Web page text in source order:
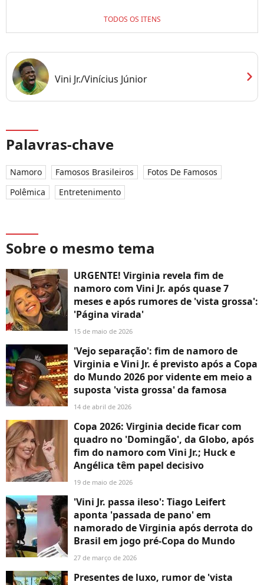
TODOS OS ITENS
Vini Jr./Vinícius Júnior chevron_right
Palavras-chave
Namoro Famosos Brasileiros
Fotos De Famosos
Polêmica
Entretenimento
Sobre o mesmo tema
URGENTE! Virginia revela fim de
namoro com Vini Jr. após quase 7
meses e após rumores de 'vista grossa':
'Página virada'
15 de maio de 2026
'Vejo separação': fim de namoro de
Virginia e Vini Jr. é previsto após a Copa
do Mundo 2026 por vidente em meio a
suposta 'vista grossa' da famosa
14 de abril de 2026
Copa 2026: Virginia decide ficar com
quadro no 'Domingão', da Globo, após
fim do namoro com Vini Jr.; Huck e
Angélica têm papel decisivo
19 de maio de 2026
'Vini Jr. passa ileso': Tiago Leifert
aponta 'passada de pano' em
namorado de Virginia após derrota do
Brasil em jogo pré-Copa do Mundo
27 de março de 2026
Presentes de luxo, rumor de 'vista